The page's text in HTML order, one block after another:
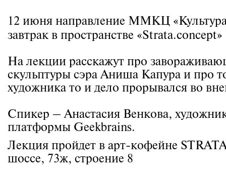
12 июня направление ММКЦ «Культура
завтрак в пространстве «Strata.concept»
На лекции расскажут про
скульптуры сэра Аниша Капура и про
художника то и дело прорывался во
Спикер – Анастасия Венкова,
платформы Geekbrains.
Лекция пройдет в арт-кофейне
шоссе, 73ж, строение 8